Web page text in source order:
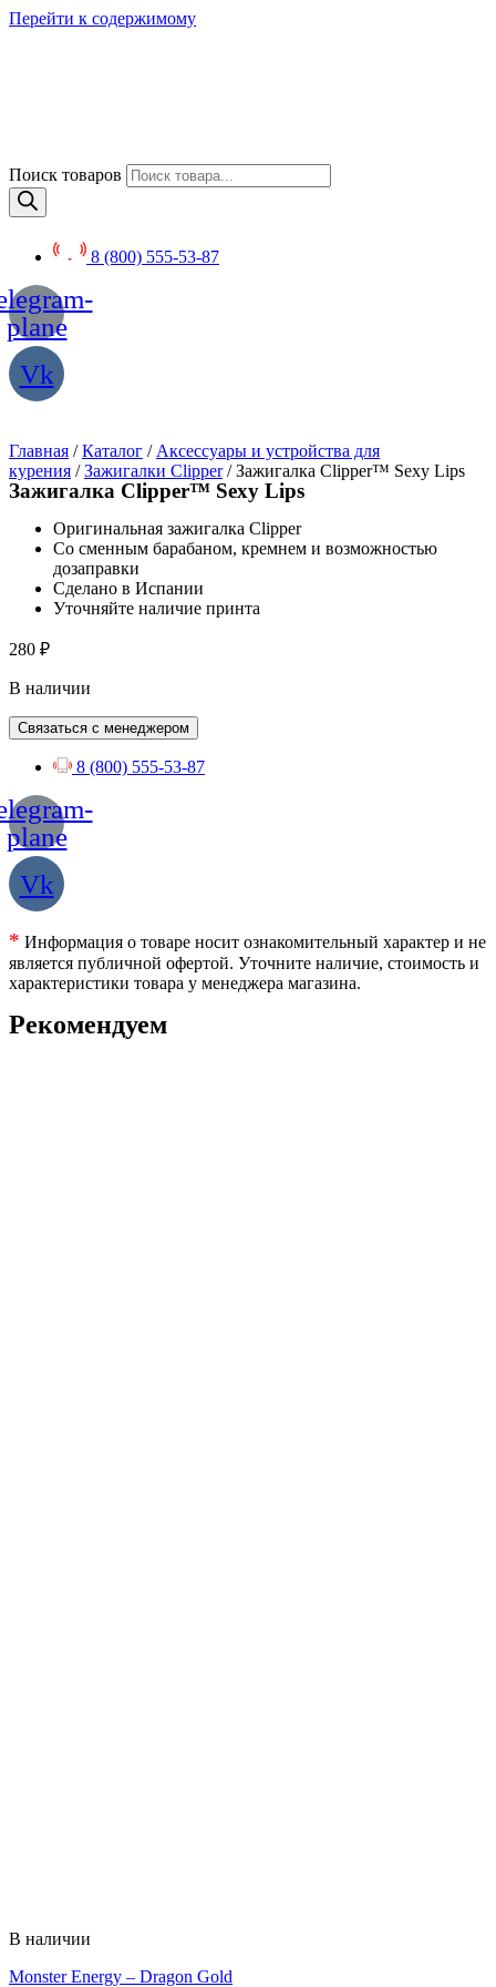
Перейти к содержимому
Поиск товаров
8 (800) 555-53-87
plane
Vk
Главная /Каталог / Аксессуары и устройства для
курения /Зажигалки Clipper/ Зажигалка Clipper™ Sexy Lips
Зажигалка Clipper™ Sexy Lips
Оригинальная зажигалка Clipper
Со сменным барабаном, кремнем и возможностью
дозаправки
Сделано в Испании
Уточняйте наличие принта
280 ₽
В наличии
Связаться с менеджером
8 (800) 555-53-87
plane
Vk
* Информация о товаре носит ознакомительный характер и не
является публичной офертой. Уточните наличие, стоимость и
характеристики товара у менеджера магазина.
Рекомендуем
В наличии
Monster Energy – Dragon Gold